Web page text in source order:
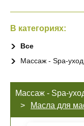
В категориях:
Все
Массаж - Spa-
Массаж - Spa-
Масла для